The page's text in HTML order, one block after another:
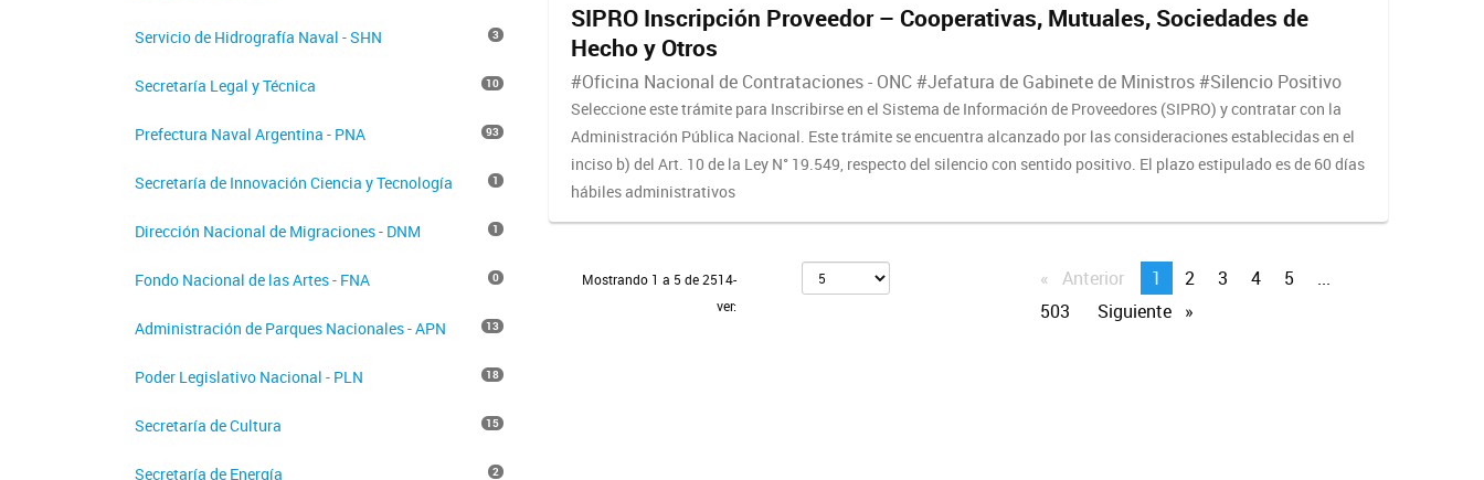
SIPRO Inscripción Proveedor – Cooperativas, Mutuales, Sociedades de
Hecho y Otros
#Oficina Nacional de Contrataciones - ONC #Jefatura de Gabinete de Ministros #Silencio Positivo
Seleccione este trámite para Inscribirse en el Sistema de Información de Proveedores (SIPRO) y contratar con la
Administración Pública Nacional. Este trámite se encuentra alcanzado por las consideraciones establecidas en el
inciso b) del Art. 10 de la Ley N° 19.549, respecto del silencio con sentido positivo. El plazo estipulado es de 60 días
hábiles administrativos
Mostrando 1 a 5 de 2514-
ver:
Anterior pageYou're
on
1 page
2 page
3 page
4 page
5 page
...
page
503 Siguiente page
Servicio de Hidrografía Naval - SHN 3
Secretaría Legal y Técnica 10
Prefectura Naval Argentina - PNA 93
Secretaría de Innovación Ciencia y Tecnología 1
Dirección Nacional de Migraciones - DNM 1
Fondo Nacional de las Artes - FNA 0
Administración de Parques Nacionales - APN 13
Poder Legislativo Nacional - PLN 18
Secretaría de Cultura 15
Secretaría de Energía 2